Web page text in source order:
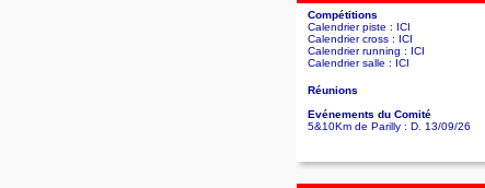
Compétitions
Calendrier piste : ICI
Calendrier cross : ICI
Calendrier running : ICI
Calendrier salle : ICI
Réunions
Evénements du Comité
5&10Km de Parilly : D. 13/09/26